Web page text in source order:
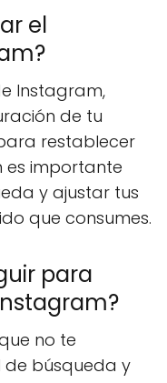
el
Instagram,
de tu
restablecer
es importante
y ajustar tus
que consumes.
para
no te
de búsqueda y